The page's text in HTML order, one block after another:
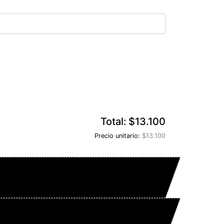
Total: $13.100
Precio unitario: $13.100